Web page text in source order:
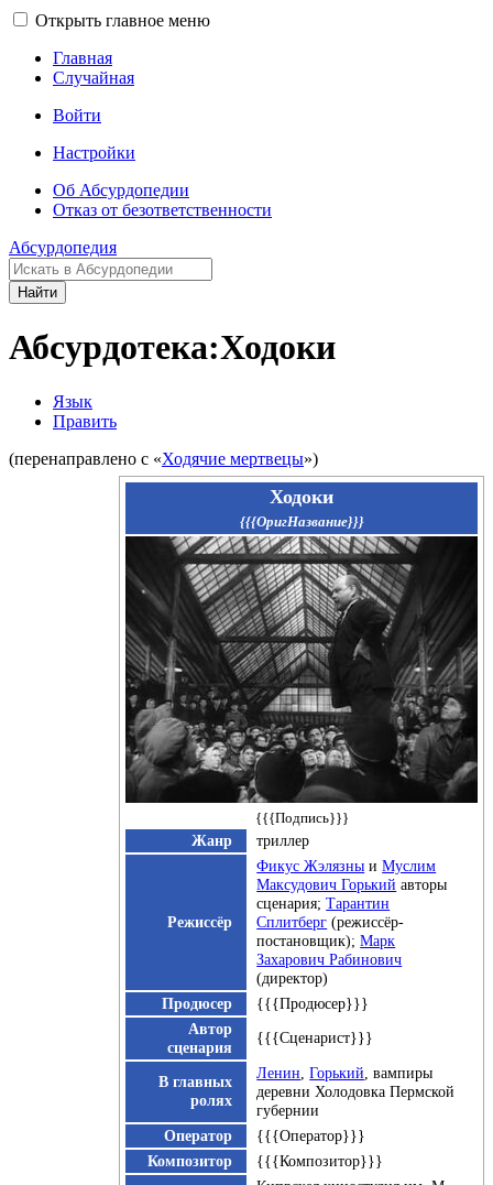
Открыть главное меню
Главная
Случайная
Войти
Настройки
Об Абсурдопедии
Отказ от безответственности
Абсурдопедия
Найти
Абсурдотека:Ходоки
Язык
Править
(перенаправлено с «Ходячие мертвецы»)
Ходоки
{{{ОригНазвание}}}
{{{Подпись}}}
Жанр триллер
Режиссёр
Фикус Жэлязны иМуслим
Максудович Горький авторы
сценария;Тарантин
Сплитберг (режиссёр-
постановщик);Марк
Захарович Рабинович
(директор)
Продюсер
{{{Продюсер}}}
Автор
сценария
{{{Сценарист}}}
В главных
ролях
Ленин ,Горький , вампиры
деревни Холодовка Пермской
губернии
Оператор
{{{Оператор}}}
Композитор
{{{Композитор}}}